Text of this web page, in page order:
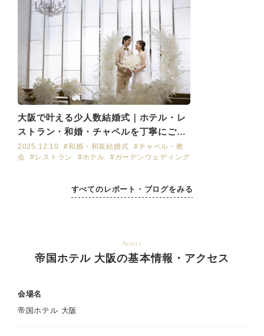
すべてのレポート・ブログをみる
大阪で叶える少人数結婚式｜ホテル・レ
ストラン・和婚・チャペルを丁寧にご紹
介
2025.12.10 #和婚・和装結婚式
#チャペル・教
会
#レストラン #ホテル #ガーデンウェディング
Access
帝国ホテル 大阪の基本情報・アクセス
会場名
帝国ホテル 大阪